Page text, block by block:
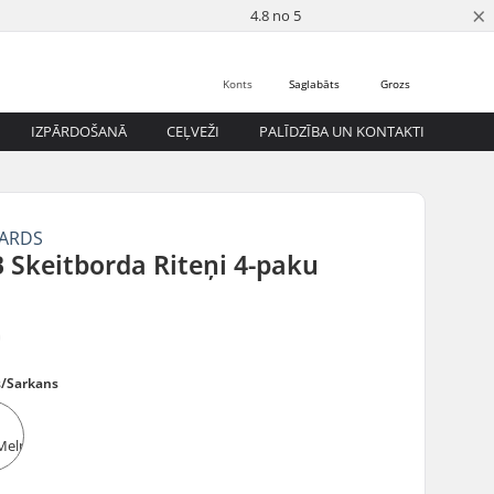
4.8 no 5 ×
Grozs
Saglabāts
Konts
IZPĀRDOŠANĀ CEĻVEŽI PALĪDZĪBA UN KONTAKTI
Skeitborda Riteņi 4-paku
Sarkans